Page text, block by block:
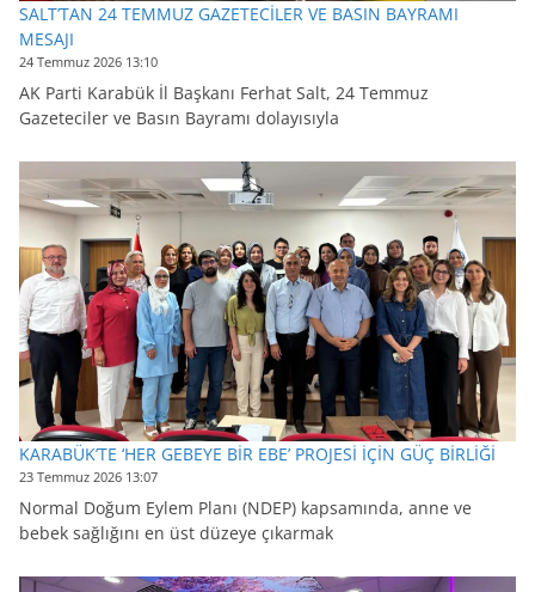
SALT’TAN 24 TEMMUZ GAZETECİLER VE BASIN BAYRAMI
MESAJI
24 Temmuz 2026 13:10
AK Parti Karabük İl Başkanı Ferhat Salt, 24 Temmuz
Gazeteciler ve Basın Bayramı dolayısıyla
KARABÜK’TE ‘HER GEBEYE BİR EBE’ PROJESİ İÇİN GÜÇ BİRLİĞİ
23 Temmuz 2026 13:07
Normal Doğum Eylem Planı (NDEP) kapsamında, anne ve
bebek sağlığını en üst düzeye çıkarmak